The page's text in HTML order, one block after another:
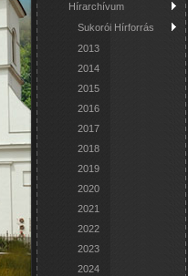
Hírarchívum
Sukorói Hírforrás
2013
2014
2015
2016
2017
2018
2019
2020
2021
2022
2023
2024